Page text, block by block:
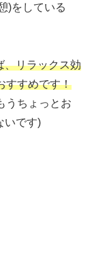
)をしている
、リラックス効
すすめです！
うちょっとお
いです)